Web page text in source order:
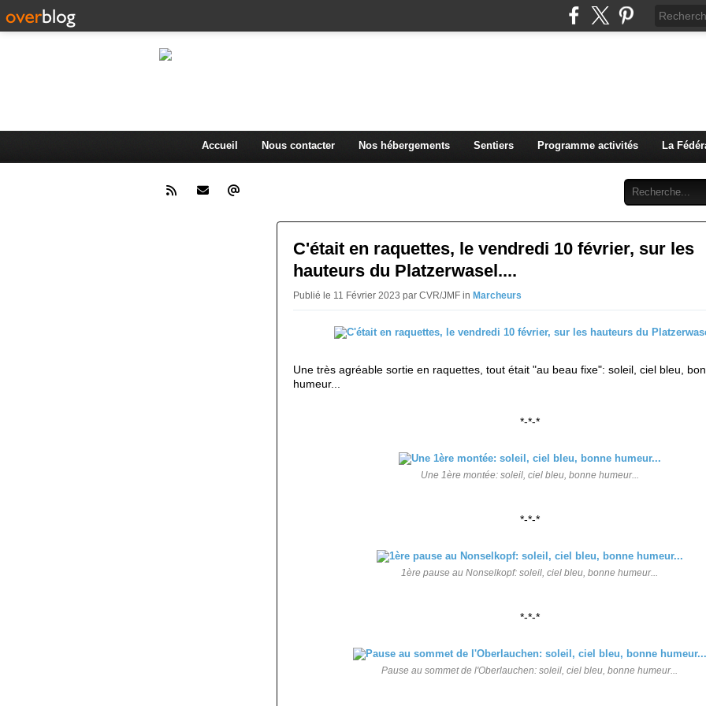
Accueil Nous contacter Nos hébergements Sentiers Programme activités La
C'était en raquettes, le vendredi 10 février, sur les
hauteurs du Platzerwasel....
Publié le 11 Février 2023 par CVR/JMF in Marcheurs
Une très agréable sortie en raquettes, tout était "au beau fixe": soleil, ciel bleu,
humeur...
*-*-*
Une 1ère montée: soleil, ciel bleu, bonne humeur...
*-*-*
1ère pause au Nonselkopf: soleil, ciel bleu, bonne humeur...
*-*-*
Pause au sommet de l'Oberlauchen: soleil, ciel bleu, bonne humeur...